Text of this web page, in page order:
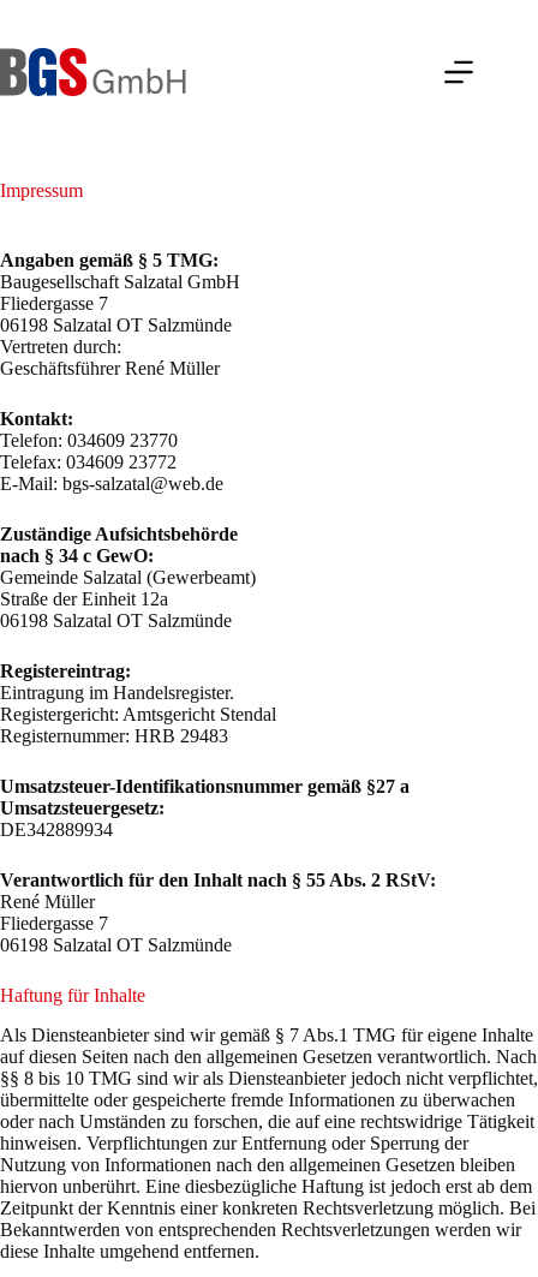
springen
Impressum
Angaben gemäß § 5 TMG:
Baugesellschaft Salzatal GmbH
Fliedergasse 7
06198 Salzatal OT Salzmünde
Vertreten durch:
Geschäftsführer René Müller
Kontakt:
Telefon: 034609 23770
Telefax: 034609 23772
E-Mail: bgs-salzatal@web.de
Zuständige Aufsichtsbehörde
nach § 34 c GewO:
Gemeinde Salzatal (Gewerbeamt)
Straße der Einheit 12a
06198 Salzatal OT Salzmünde
Registereintrag:
Eintragung im Handelsregister.
Registergericht: Amtsgericht Stendal
Registernummer: HRB 29483
Umsatzsteuer-Identifikationsnummer gemäß §27 a
Umsatzsteuergesetz:
DE342889934
Verantwortlich für den Inhalt nach § 55 Abs. 2 RStV:
René Müller
Fliedergasse 7
06198 Salzatal OT Salzmünde
Haftung für Inhalte
Als Diensteanbieter sind wir gemäß § 7 Abs.1 TMG für eigene Inhalte
auf diesen Seiten nach den allgemeinen Gesetzen verantwortlich. Nach
§§ 8 bis 10 TMG sind wir als Diensteanbieter jedoch nicht verpflichtet,
übermittelte oder gespeicherte fremde Informationen zu überwachen
oder nach Umständen zu forschen, die auf eine rechtswidrige Tätigkeit
hinweisen. Verpflichtungen zur Entfernung oder Sperrung der
Nutzung von Informationen nach den allgemeinen Gesetzen bleiben
hiervon unberührt. Eine diesbezügliche Haftung ist jedoch erst ab dem
Zeitpunkt der Kenntnis einer konkreten Rechtsverletzung möglich. Bei
Bekanntwerden von entsprechenden Rechtsverletzungen werden wir
diese Inhalte umgehend entfernen.